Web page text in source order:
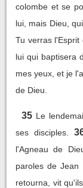
colombe et se
lui, mais Dieu,
Tu verras
lui qui baptisera
mes yeux, et je
de Dieu.
35 Le
ses disciples.
l'Agneau de
paroles de Jean
retourna, vit